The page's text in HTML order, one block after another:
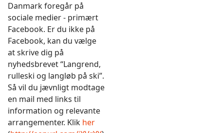
Danmark foregår på
sociale medier - primært
Facebook. Er du ikke på
Facebook, kan du vælge
at skrive dig på
nyhedsbrevet “Langrend,
rulleski og langløb på ski”.
Så vil du jævnligt modtage
en mail med links til
information og relevante
arrangementer. Klik her